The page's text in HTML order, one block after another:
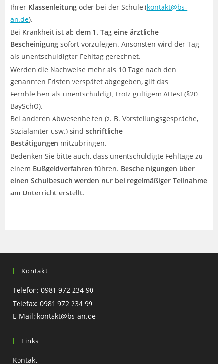
Ihrer Klassenleitung oder bei der Schule (kontakt@bs-
an.de).
Bei Krankheit istab dem 1. Tag eine ärztliche
Bescheinigung sofort vorzulegen. Ansonsten wird der Tag
als unentschuldigter Fehltag gerechnet.
Werden die Nachweise mehr als 10 Tage nach den
genannten Fristen verspätet abgegeben, gilt das
Fernbleiben als unentschuldigt, trotz gültigem Attest (§20
BaySchO).
Bei anderen Abwesenheiten (z. B. Vorstellungsgespräche,
Sozialämter usw.) sindschriftliche
Bestätigungen mitzubringen.
Bedenken Sie bitte auch, dass unentschuldigte Fehltage zu
einem Bußgeldverfahren führen. Bescheinigungen über
einen Schulbesuch werden nur bei regelmäßiger Teilnahme
am Unterricht erstellt.
Kontakt
Telefon: 0981 972 234 90
Telefax: 0981 972 234 99
E-Mail: kontakt@bs-an.de
Links
Kontakt